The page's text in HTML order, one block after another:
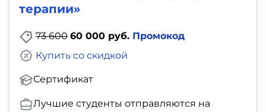
терапии»
73 600 60 000 руб. Промокод
Сертификат
Купить со скидкой
Лучшие студенты отправляются на